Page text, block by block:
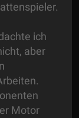
ich
aber
Motor